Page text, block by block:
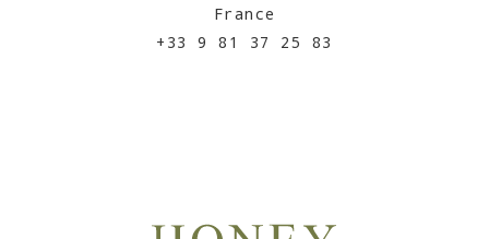
France
+33 9 81 37 25 83